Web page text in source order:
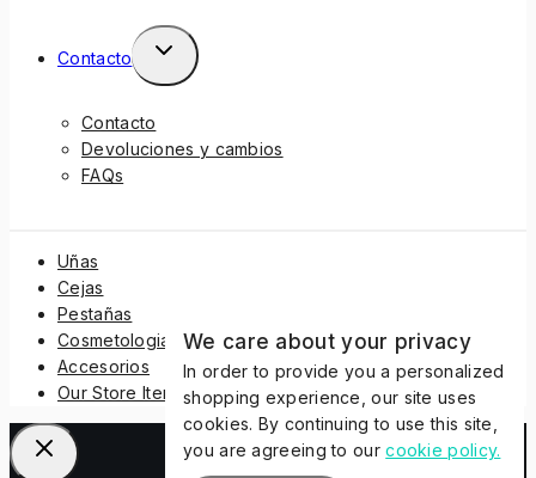
We care about your privacy
In order to provide you a personalized
shopping experience, our site uses
cookies. By continuing to use this site,
you are agreeing to ourcookie policy.
Contacto
Contacto
Devoluciones y cambios
FAQs
Uñas
Cejas
Pestañas
Cosmetologia
Accesorios
Our Store Items